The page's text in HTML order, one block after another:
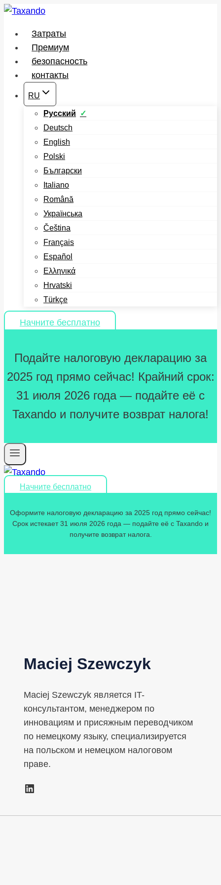
Перейти
содержимому
Затраты
Премиум
безопасность
контакты
RU
Русский
Deutsch
English
Polski
Български
Italiano
Română
Українська
Čeština
Français
Español
Ελληνικά
Hrvatski
Türkçe
Начните бесплатно
Подайте налоговую декларацию за
2025 год прямо сейчас! Крайний срок:
31 июля 2026 года — подайте её с
Taxando и получите возврат налога!
Начните бесплатно
Оформите налоговую декларацию за 2025 год прямо сейчас!
Срок истекает 31 июля 2026 года — подайте её с Taxando и
получите возврат налога.
Maciej Szewczyk
Maciej Szewczyk является IT-
консультантом, менеджером по
инновациям и присяжным переводчиком
по немецкому языку, специализируется
на польском и немецком налоговом
праве.
LinkedIn